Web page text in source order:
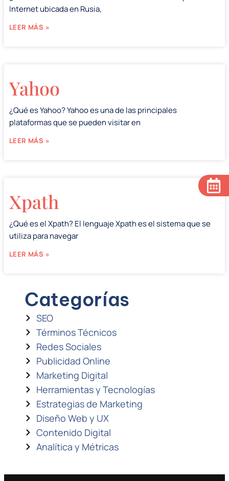
Internet ubicada en Rusia,
LEER MÁS »
Yahoo
¿Qué es Yahoo? Yahoo es una de las principales
plataformas que se pueden visitar en
LEER MÁS »
Xpath
¿Qué es el Xpath? El lenguaje Xpath es el sistema que se
utiliza para navegar
LEER MÁS »
Categorías
SEO
Términos Técnicos
Redes Sociales
Publicidad Online
Marketing Digital
Herramientas y Tecnologías
Estrategias de Marketing
Diseño Web y UX
Contenido Digital
Analítica y Métricas